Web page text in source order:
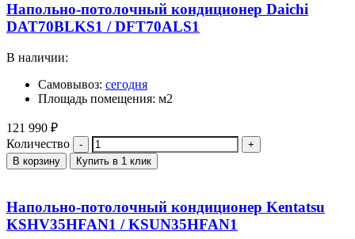
Напольно-потолочный кондиционер Daichi
DAT70BLKS1 / DFT70ALS1
В наличии:
Самовывоз: сегодня
Площадь помещения: м2
121 990 ₽
Количество
В корзину Купить в 1 клик
Напольно-потолочный кондиционер Kentatsu
KSHV35HFAN1 / KSUN35HFAN1